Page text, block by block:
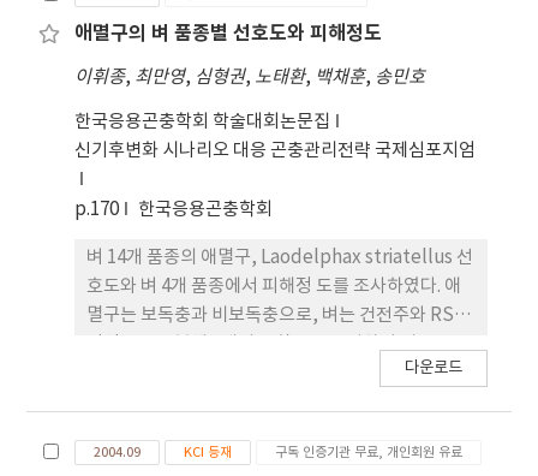
28.33마리로 최고발생밀도를 보였으며, 5월 중순에
까지 6차례나 발생했다. 멸강나방은 5월과 9월에 발
생하였으나 밀도는 0.21마리, 0.19마리로 매우 낮았
다. 2013년 조명나방은 1차 성충이 8월 하순부터 9월
보였고, 2차 성충은 6월 상순 2.00마리의 밀도를 보였
15.76마리에서 13.62마리로 최고발생밀도를 보였으
며, 이후에 발생 밀도는 낮았다. 멸강나방은 5월과 9
월까지 간헐적으로 발생하였으나 0.06마리, 0.05마리
로 밀도가 현저히 낮았다. 2012년에 비해 2013년 조
명나방은 그 발생 밀도가 전년에 비해 30% 정도로 크
밀도가 현저히 낮았으며, 5월 중순에서 하순에 한차
애멸구의 벼 품종별 선호도와 피해정도
이휘종, 최만영, 심형권, 노태환, 백채훈, 송민호
한국응용곤충학회 학술대회논문집
신기후변화 시나리오 대응 곤충관리전략 국제심포지엄
p.170 한국응용곤충학회
벼 14개 품종의 애멸구, Laodelphax striatellus 선
호도와 벼 4개 품종에서 피해정 도를 조사하였다. 애
멸구는 보독충과 비보독충으로, 벼는 건전주와 RSV
의 원형 고무용기에 14개 품종의 벼를 원 형으로 랜덤
독충-감염벼, 보독충-건전벼, 비보독-감염벼 조합에
다운로드
2004.09 KCI 등재 구독 인증기관 무료, 개인회원 유료